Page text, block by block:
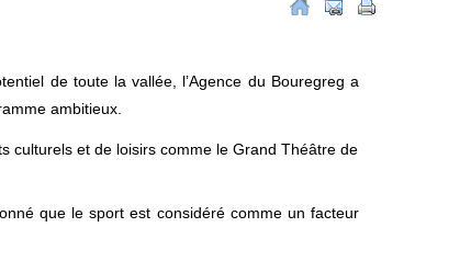
de toute la vallée, l’Agence du Bouregreg a
ambitieux.
culturels et de loisirs comme le Grand Théâtre de
que le sport est considéré comme un facteur